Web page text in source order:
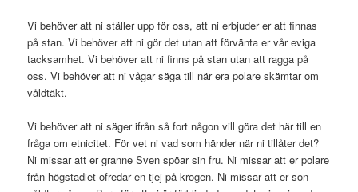
Vi behöver att ni ställer upp för oss, att ni erbjuder er att finnas
på stan. Vi behöver att ni gör det utan att förvänta er vår eviga
tacksamhet. Vi behöver att ni finns på stan utan att ragga på
oss. Vi behöver att ni vågar säga till när era polare skämtar om
våldtäkt.
Vi behöver att ni säger ifrån så fort någon vill göra det här till en
fråga om etnicitet. För vet ni vad som händer när ni tillåter det?
Ni missar att er granne Sven spöar sin fru. Ni missar att er polare
från högstadiet ofredar en tjej på krogen. Ni missar att er son